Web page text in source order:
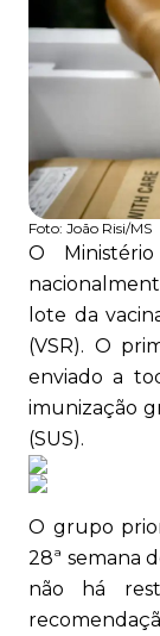
Foto: João Risi/MS
O
lote da
(VSR). O
enviado a
imunização
(SUS).
O grupo
28ª semana
não há